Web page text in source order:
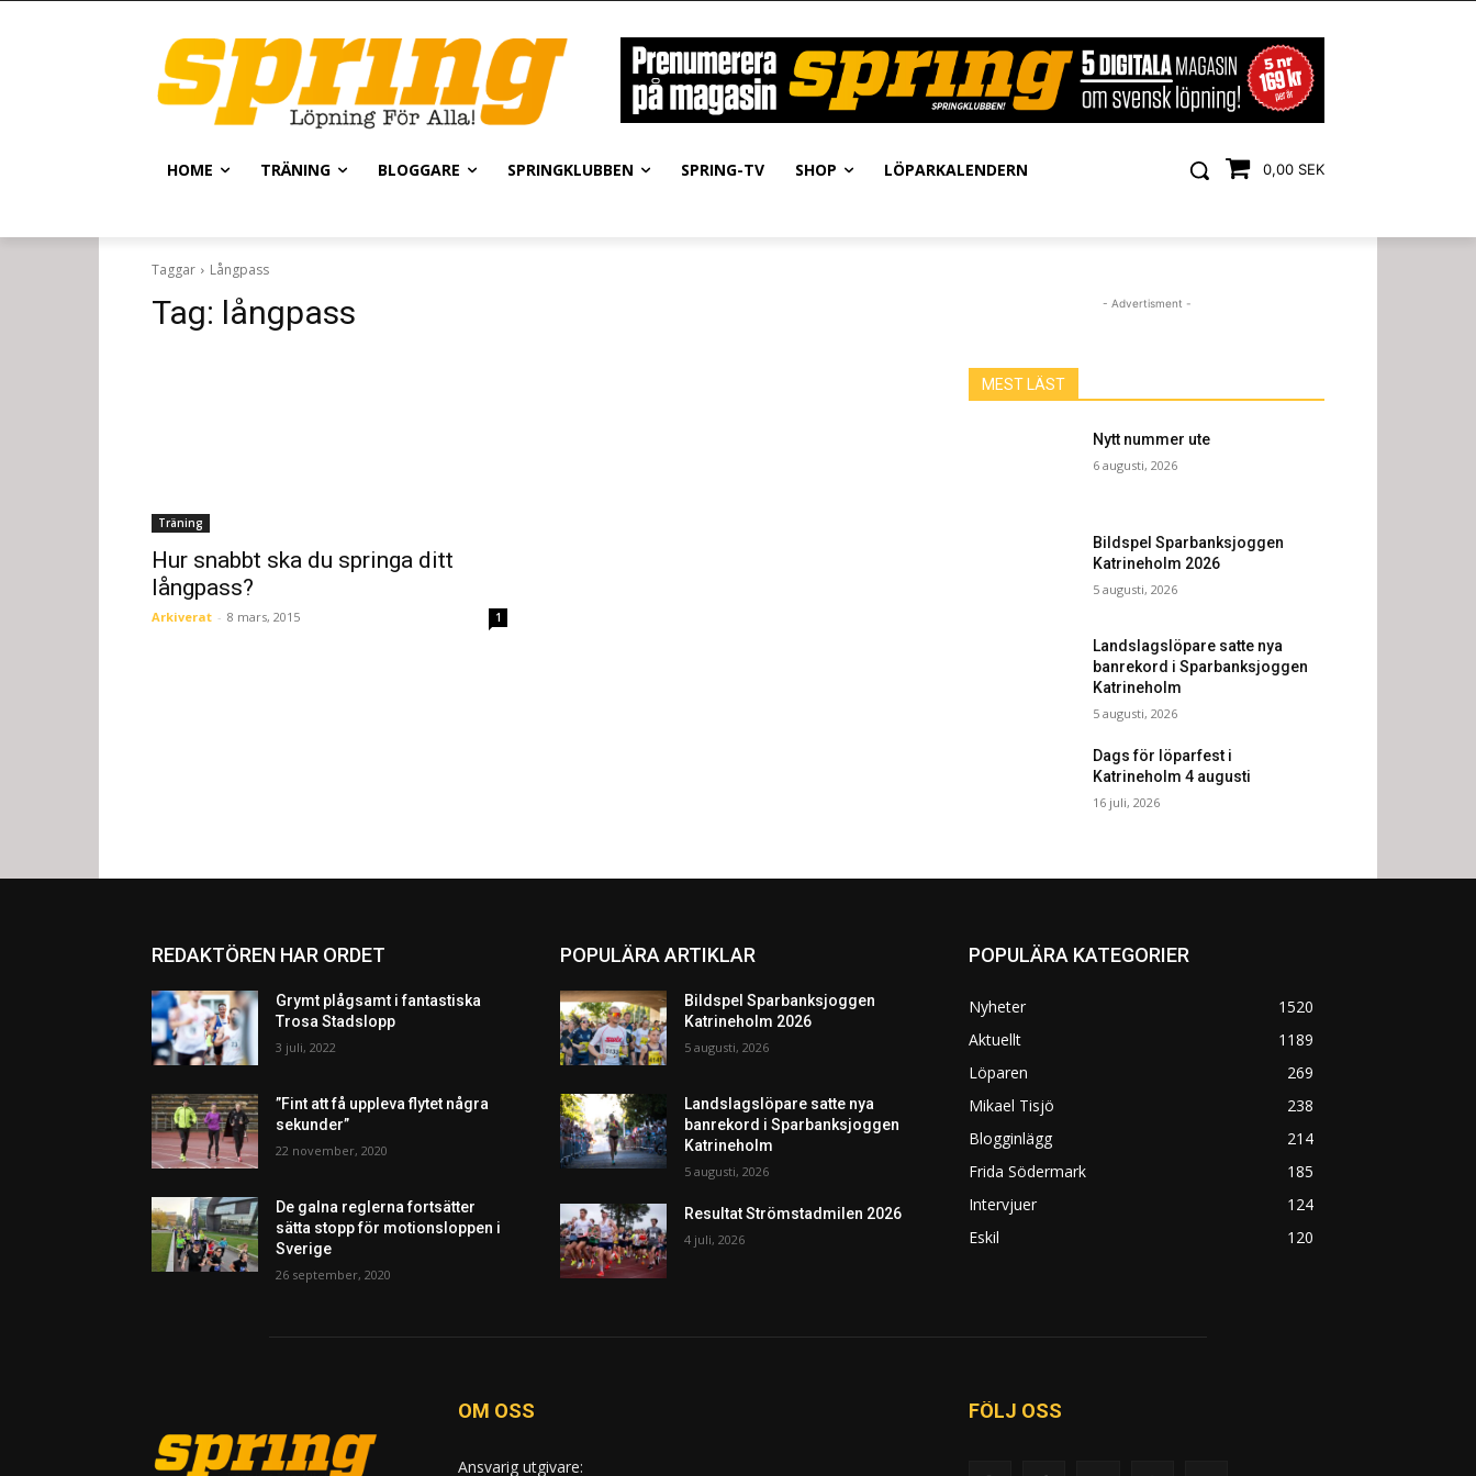
0,00 SEK
HOME TRÄNING BLOGGARE SPRINGKLUBBEN SPRING-TV SHOP LÖPARKALENDERN
Taggar Långpass
Tag: långpass
Träning
Hur snabbt ska du springa ditt
långpass?
Arkiverat - 8 mars, 2015 1
- Advertisment -
MEST LÄST
Nytt nummer ute
6 augusti, 2026
Bildspel Sparbanksjoggen
Katrineholm 2026
5 augusti, 2026
Landslagslöpare satte nya
banrekord i Sparbanksjoggen
Katrineholm
5 augusti, 2026
Dags för löparfest i
Katrineholm 4 augusti
16 juli, 2026
REDAKTÖREN HAR ORDET
Grymt plågsamt i fantastiska
Trosa Stadslopp
3 juli, 2022
”Fint att få uppleva flytet några
sekunder”
22 november, 2020
De galna reglerna fortsätter
sätta stopp för motionsloppen i
Sverige
26 september, 2020
POPULÄRA ARTIKLAR
Bildspel Sparbanksjoggen
Katrineholm 2026
5 augusti, 2026
Landslagslöpare satte nya
banrekord i Sparbanksjoggen
Katrineholm
5 augusti, 2026
Resultat Strömstadmilen 2026
4 juli, 2026
POPULÄRA KATEGORIER
Nyheter
1520
Aktuellt
1189
Löparen
269
Mikael Tisjö
238
Blogginlägg
214
Frida Södermark
185
Intervjuer
124
Eskil
120
OM OSS
Ansvarig utgivare:
FÖLJ OSS